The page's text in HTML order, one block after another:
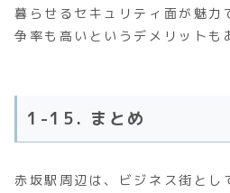
暮らせるセキュリティ面が魅力
争率も高いというデメリットも
1-15. まとめ
赤坂駅周辺は、ビジネス街とし